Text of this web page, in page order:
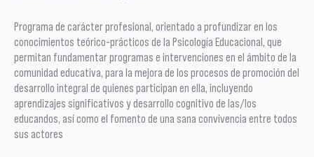
Programa de carácter profesional, orientado a profundizar en los
conocimientos teórico-prácticos de la Psicología Educacional, que
permitan fundamentar programas e intervenciones en el ámbito de la
comunidad educativa, para la mejora de los procesos de promoción del
desarrollo integral de quienes participan en ella, incluyendo
aprendizajes significativos y desarrollo cognitivo de las/los
educandos, así como el fomento de una sana convivencia entre todos
sus actores